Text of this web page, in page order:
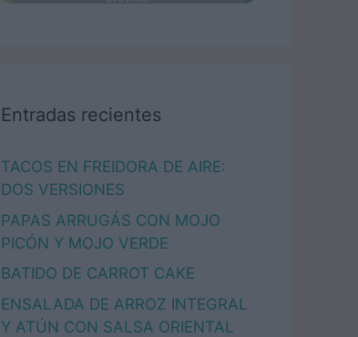
Entradas recientes
TACOS EN FREIDORA DE AIRE:
DOS VERSIONES
PAPAS ARRUGÁS CON MOJO
PICÓN Y MOJO VERDE
BATIDO DE CARROT CAKE
ENSALADA DE ARROZ INTEGRAL
Y ATÚN CON SALSA ORIENTAL